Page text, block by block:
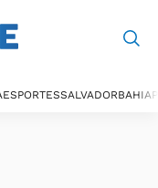
ESPORTESSALVADORBAHIA